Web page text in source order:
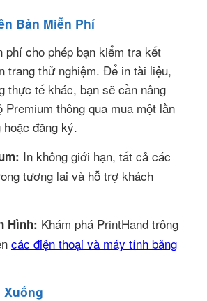
Bản Miễn Phí
phí cho phép bạn kiểm tra kết
trang thử nghiệm. Để in tài liệu,
thực tế khác, bạn sẽ cần nâng
thông qua mua một lần
đăng ký.
In không giới hạn, tất cả các
tương lai và hỗ trợ khách
Hình: Khám phá PrintHand trông
các điện thoại và máy tính bảng
Xuống